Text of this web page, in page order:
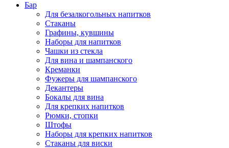
Бар
Для безалкогольных напитков
Стаканы
Графины, кувшины
Наборы для напитков
Чашки из стекла
Для вина и шампанского
Креманки
Фужеры для шампанского
Декантеры
Бокалы для вина
Для крепких напитков
Рюмки, стопки
Штофы
Наборы для крепких напитков
Стаканы для виски